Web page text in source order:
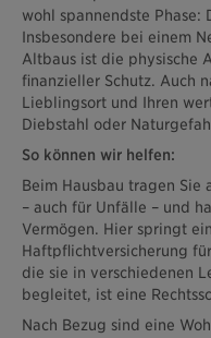
wohl spannendste Phase:
Insbesondere bei einem
Altbaus ist die physische
finanzieller Schutz. Auch
Lieblingsort und Ihren
Diebstahl oder
So können wir helfen:
Beim Hausbau tragen Sie
– auch für Unfälle – und
Vermögen. Hier springt
Haftpflichtversicherung
die sie in verschiedenen
begleitet, ist eine
Nach Bezug sind eine